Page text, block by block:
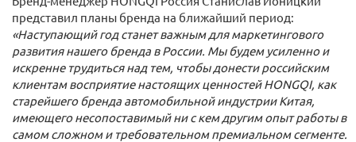
представил планы бренда на ближайший период:
«Наступающий год станет важным для маркетингового
развития нашего бренда в России. Мы будем усиленно и
искренне трудиться над тем, чтобы донести российским
клиентам восприятие настоящих ценностейHONGQI, как
старейшего бренда автомобильной индустрии Китая,
имеющего несопоставимый ни с кем другим опыт работы в
самом сложном и требовательном премиальном сегменте.